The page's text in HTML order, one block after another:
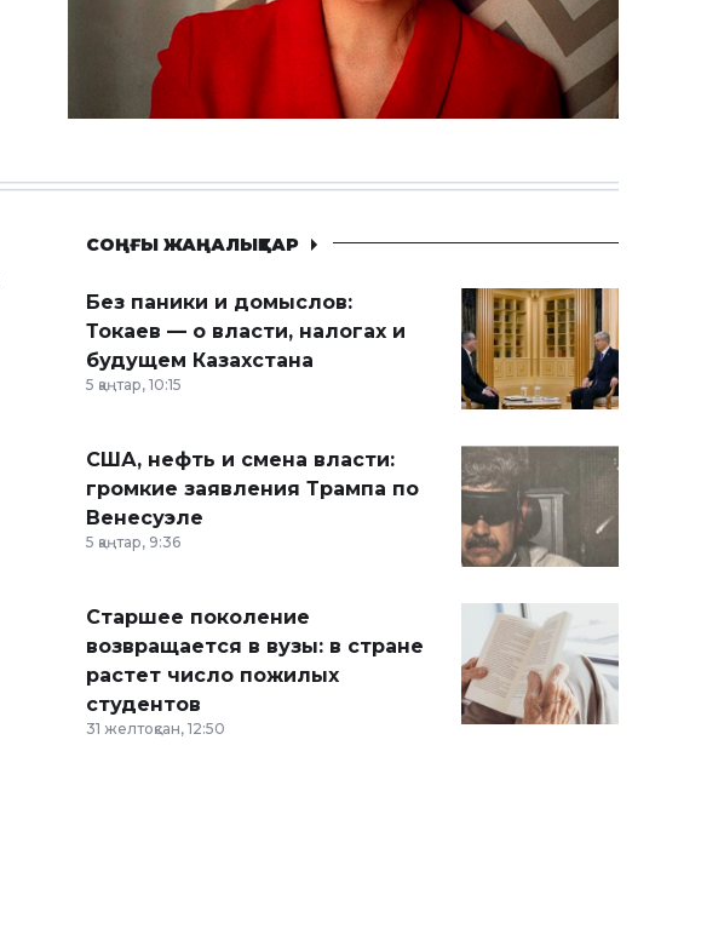
СОҢҒЫ ЖАҢАЛЫҚТАР
Без паники и домыслов:
Токаев — о власти, налогах и
будущем Казахстана
5 қаңтар, 10:15
США, нефть и смена власти:
громкие заявления Трампа по
Венесуэле
5 қаңтар, 9:36
Старшее поколение
возвращается в вузы: в стране
растет число пожилых
студентов
31 желтоқсан, 12:50